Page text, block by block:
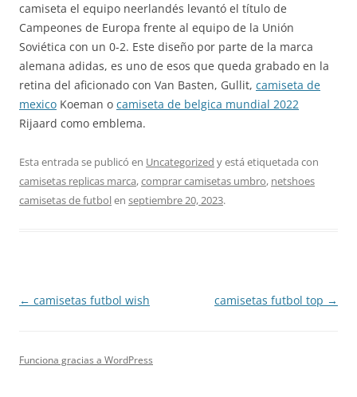
camiseta el equipo neerlandés levantó el título de
Campeones de Europa frente al equipo de la Unión
Soviética con un 0-2. Este diseño por parte de la marca
alemana adidas, es uno de esos que queda grabado en la
retina del aficionado con Van Basten, Gullit, camiseta de
mexico Koeman o camiseta de belgica mundial 2022
Rijaard como emblema.
Esta entrada se publicó en Uncategorized y está etiquetada con
camisetas replicas marca,comprar camisetas umbro, netshoes
camisetas de futbolen septiembre 20, 2023.
Navegación
← camisetas futbol wish camisetas futbol top →
Funciona gracias a WordPress